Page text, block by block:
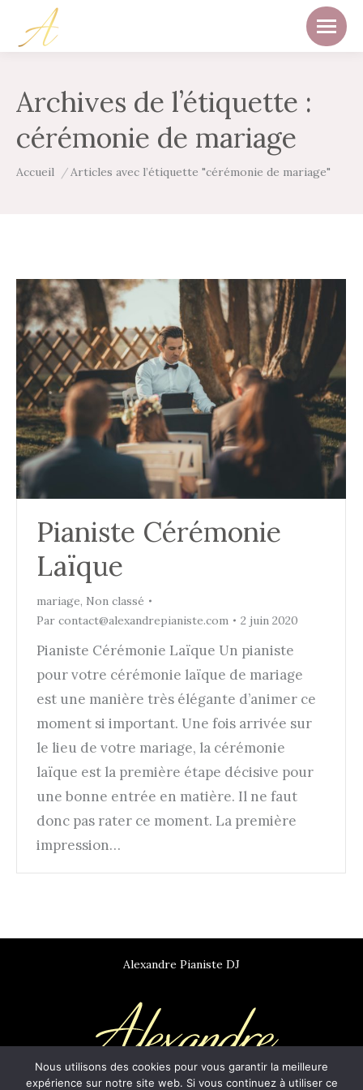
Archives de l’étiquette :
cérémonie de mariage
Vous êtes ici :
Accueil Articles avec l’étiquette "cérémonie de mariage"
Pianiste Cérémonie
Laïque
mariage, Non classé
Par contact@alexandrepianiste.com 2 juin 2020
Pianiste Cérémonie Laïque Un pianiste
pour votre cérémonie laïque de mariage
est une manière très élégante d’animer ce
moment si important. Une fois arrivée sur
le lieu de votre mariage, la cérémonie
laïque est la première étape décisive pour
une bonne entrée en matière. Il ne faut
donc pas rater ce moment. La première
impression…
Alexandre Pianiste DJ
Nous utilisons des cookies pour vous garantir la meilleure
expérience sur notre site web. Si vous continuez à utiliser ce